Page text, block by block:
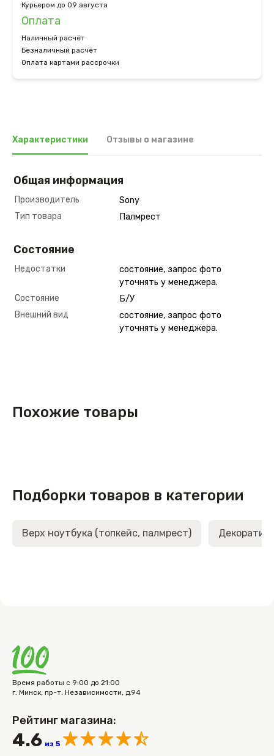
Курьером до 09 августа
Оплата
Наличный расчёт
Безналичный расчёт
Оплата картами рассрочки
Характеристики Отзывы о магазине
Общая информация
Производитель
Sony
Тип товара
Палмрест
Состояние
Недостатки
состояние, запрос фото
уточнять у менеджера.
Состояние
Б/У
Внешний вид
состояние, запрос фото
уточнять у менеджера.
Похожие товары
Подборки товаров в категории
Верх ноутбука (топкейс, палмрест)
Время работы с 9:00 до 21:00
г. Минск, пр-т. Независимости, д.94
Рейтинг магазина:
4.6 из 5